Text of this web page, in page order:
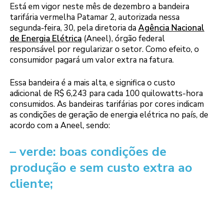
Está em vigor neste mês de dezembro a bandeira
tarifária vermelha Patamar 2, autorizada nessa
segunda-feira, 30, pela diretoria daAgência Nacional
de Energia Elétrica (Aneel), órgão federal
responsável por regularizar o setor. Como efeito, o
consumidor pagará um valor extra na fatura.
Essa bandeira é a mais alta, e significa o custo
adicional de R$ 6,243 para cada 100 quilowatts-hora
consumidos. As bandeiras tarifárias por cores indicam
as condições de geração de energia elétrica no país, de
acordo com a Aneel, sendo:
– verde: boas condições de
produção e sem custo extra ao
cliente;